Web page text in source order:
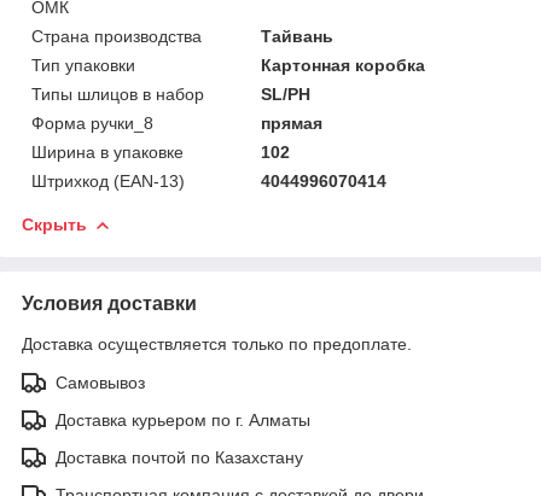
ОМК
Страна производства
Тайвань
Тип упаковки
Картонная коробка
Типы шлицов в набор
SL/PH
Форма ручки_8
прямая
Ширина в упаковке
102
Штрихкод (EAN-13)
4044996070414
Скрыть
Условия доставки
Доставка осуществляется только по предоплате.
Самовывоз
Доставка курьером по г. Алматы
Доставка почтой по Казахстану